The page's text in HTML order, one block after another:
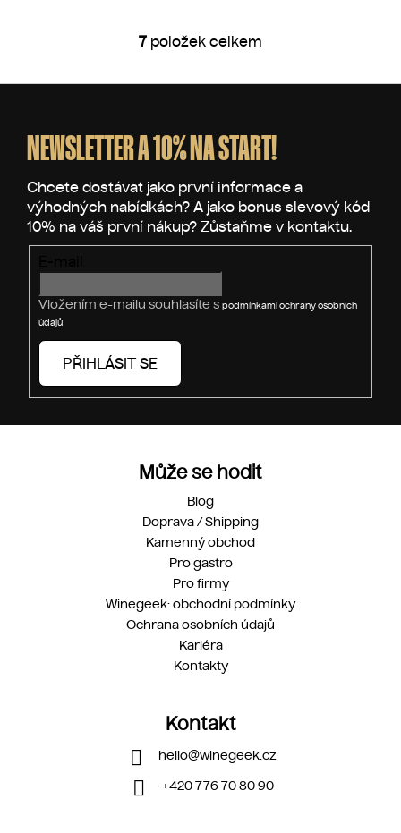
O
l
a
c
í
p
r
v
v
u
7 položek celkem
NEWSLETTER A 10% NA START!
Vložením e-mailu souhlasíte s podmínkami ochrany osobních
údajů
PŘIHLÁSIT SE
Může se hodit
Blog
Doprava / Shipping
Kamenný obchod
Pro gastro
Pro firmy
Winegeek: obchodní podmínky
Ochrana osobních údajů
Kariéra
Kontakty
Kontakt
hello@winegeek.cz
+420 776 70 80 90